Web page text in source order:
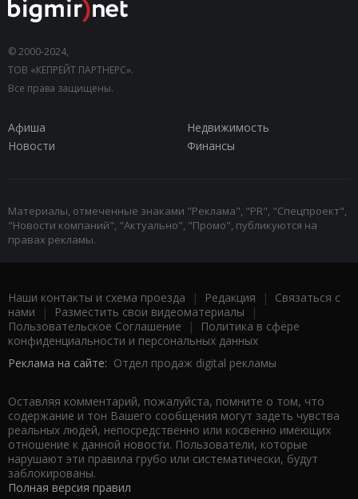
© 2000-2024,
ТОВ «КЕПРЕЙТ ПАРТНЕРС».
Все права защищены.
Афиша
Недвижимость
Новости
Финансы
Материалы, отмеченные знаками "Реклама", "PR", "Спецпроект",
"Новости компаний", "Актуально", "Промо", публикуются на
правах рекламы.
Наши контакты и схема проезда | Редакция | Связаться с
нами | Разместить свои видеоматериалы |
Пользовательское Соглашение |
Политика в сфере
конфиденциальности и персональных данных
Реклама на сайте: Отдел продаж digital рекламы
Оставляя комментарий, пожалуйста, помните о том, что
содержание и тон Вашего сообщения могут задеть чувства
реальных людей, непосредственно или косвенно имеющих
отношение к данной новости. Пользователи, которые
нарушают эти правила грубо или систематически, будут
заблокированы.
Полная версия правил